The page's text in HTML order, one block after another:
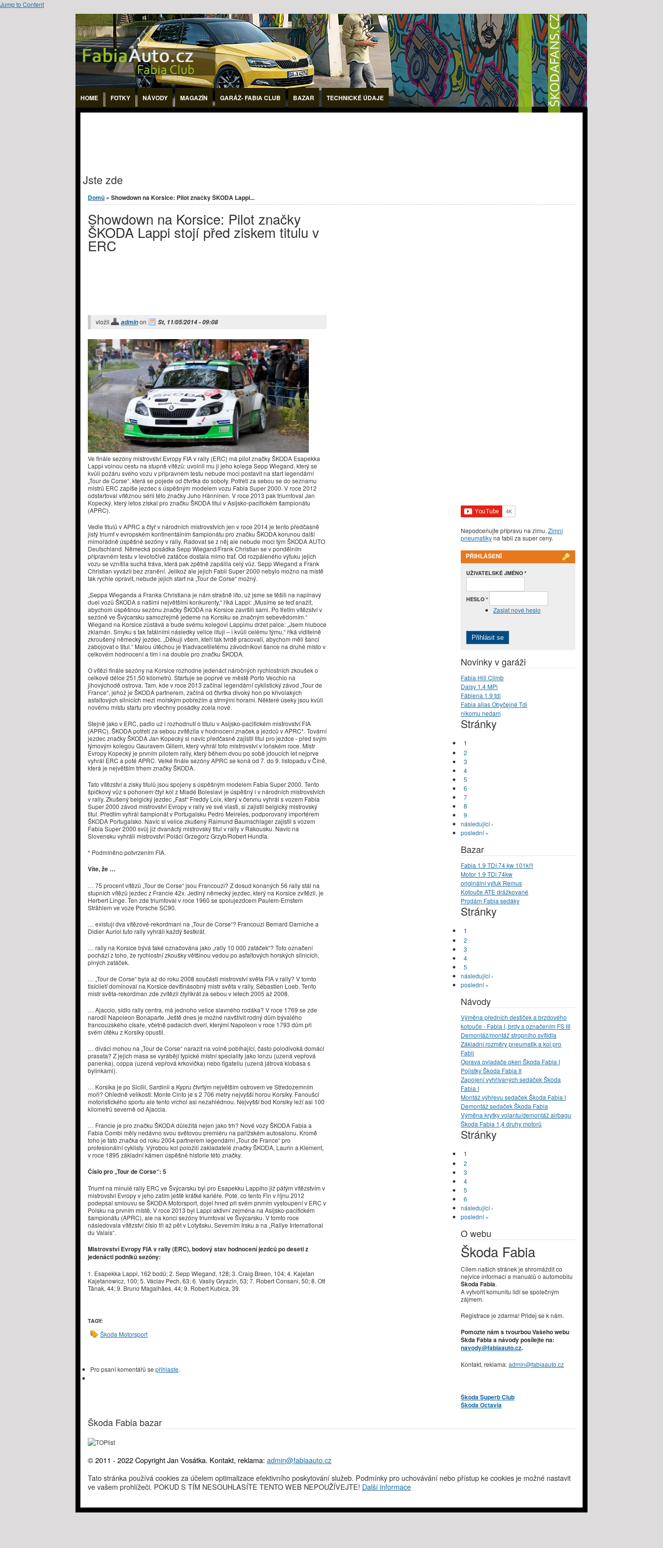
Jump to Content
HOME FOTKY NÁVODY MAGAZÍN GARÁŽ- FABIA CLUB BAZAR TECHNICKÉ ÚDAJE
Jste zde
Domů » Showdown na Korsice: Pilot značky ŠKODA Lappi...
Showdown na Korsice: Pilot značky
ŠKODA Lappi stojí před ziskem titulu v
ERC
vložil adminon St, 11/05/2014 - 09:08
Ve finále sezóny mistrovství Evropy FIA v rally (ERC) má pilot značky ŠKODA Esapekka
Lappi volnou cestu na stupně vítězů: uvolnil mu ji jeho kolega Sepp Wiegand, který se
kvůli požáru svého vozu v přípravném testu nebude moci postavit na start legendární
„Tour de Corse“, která se pojede od čtvrtka do soboty. Potřetí za sebou se do seznamu
mistrů ERC zapíše jezdec s úspěšným modelem vozu Fabia Super 2000. V roce 2012
odstartoval vítěznou sérii této značky Juho Hänninen. V roce 2013 pak triumfoval Jan
Kopecký, který letos získal pro značku ŠKODA titul v Asijsko-pacifickém šampionátu
(APRC).
​Vedle titulů v APRC a čtyř v národních mistrovstvích jen v roce 2014 je tento předčasně
jistý triumf v evropském kontinentálním šampionátu pro značku ŠKODA korunou další
mimořádně úspěšné sezóny v rally. Radovat se z něj ale nebude moci tým ŠKODA AUTO
Deutschland. Německá posádka Sepp Wiegand/Frank Christian se v pondělním
přípravném testu v levotočivé zatáčce dostala mimo trať. Od rozpáleného výfuku jejich
vozu se vznítila suchá tráva, která pak zpětně zapálila celý vůz. Sepp Wiegand a Frank
Christian vyvázli bez zranění. Jelikož ale jejich Fabii Super 2000 nebylo možno na místě
tak rychle opravit, nebude jejich start na „Tour de Corse“ možný.
„Seppa Wieganda a Franka Christiana je nám strašně líto, už jsme se těšili na napínavý
duel vozů ŠKODA s našimi největšími konkurenty,“ říká Lappi: „Musíme se teď snažit,
abychom úspěšnou sezónu značky ŠKODA na Korsice završili sami. Po třetím vítězství v
sezóně ve Švýcarsku samozřejmě jedeme na Korsiku se značným sebevědomím.“
Wiegand na Korsice zůstává a bude svému kolegovi Lappimu držet palce: „Jsem hluboce
zklamán. Smyku s tak fatálními následky velice lituji – i kvůli celému týmu,“ říká viditelně
zkroušený německý jezdec. „Děkuji všem, kteří tak tvrdě pracovali, abychom měli šanci
zabojovat o titul.“ Malou útěchou je třiadvacetiletému závodníkovi šance na druhé místo v
celkovém hodnocení a tím i na double pro značku ŠKODA.
O vítězi finále sezóny na Korsice rozhodne jedenáct náročných rychlostních zkoušek o
celkové délce 251,50 kilometrů. Startuje se poprvé ve městě Porto Vecchio na
jihovýchodě ostrova. Tam, kde v roce 2013 začínal legendární cyklistický závod „Tour de
France“, jehož je ŠKODA partnerem, začíná od čtvrtka divoký hon po křivolakých
asfaltových silnicích mezi mořským pobřežím a strmými horami. Některé úseky jsou kvůli
novému místu startu pro všechny posádky zcela nové.
Stejně jako v ERC, padlo už i rozhodnutí o titulu v Asijsko-pacifickém mistrovství FIA
(APRC). ŠKODA potřetí za sebou zvítězila v hodnocení značek a jezdců v APRC*. Tovární
jezdec značky ŠKODA Jan Kopecký si navíc předčasně zajistil titul pro jezdce - před svým
týmovým kolegou Gauravem Gillem, který vyhrál toto mistrovství v loňském roce. Mistr
Evropy Kopecký je prvním pilotem rally, který během dvou po sobě jdoucích let nejprve
vyhrál ERC a poté APRC. Velké finále sezóny APRC se koná od 7. do 9. listopadu v Číně,
která je největším trhem značky ŠKODA.
Tato vítězství a zisky titulů jsou spojeny s úspěšným modelem Fabia Super 2000. Tento
špičkový vůz s pohonem čtyř kol z Mladé Boleslavi je úspěšný i v národních mistrovstvích
v rally. Zkušený belgický jezdec „Fast“ Freddy Loix, který v červnu vyhrál s vozem Fabia
Super 2000 závod mistrovství Evropy v rally ve své vlasti, si zajistil belgický mistrovský
titul. Předtím vyhrál šampionát v Portugalsku Pedro Meireles, podporovaný importérem
ŠKODA Portugalsko. Navíc si velice zkušený Raimund Baumschlager zajistil s vozem
Fabia Super 2000 svůj již dvanáctý mistrovský titul v rally v Rakousku. Navíc na
Slovensku vyhráli mistrovství Poláci Grzegorz Grzyb/Robert Hundla.
* Podmíněno potvrzením FIA.
Víte, že …
… 75 procent vítězů „Tour de Corse“ jsou Francouzi? Z dosud konaných 56 rally stál na
stupních vítězů jezdec z Francie 42x. Jediný německý jezdec, který na Korsice zvítězil, je
Herbert Linge. Ten zde triumfoval v roce 1960 se spolujezdcem Paulem-Ernstem
Strählem ve voze Porsche SC90.
… existují dva vítězové-rekordmani na „Tour de Corse“? Francouzi Bernard Darniche a
Didier Auriol tuto rally vyhráli každý šestkrát.
… rally na Korsice bývá také označována jako „rally 10 000 zatáček“? Toto označení
pochází z toho, že rychlostní zkoušky většinou vedou po asfaltových horských silnicích,
plných zatáček.
… „Tour de Corse“ byla až do roku 2008 součástí mistrovství světa FIA v rally? V tomto
tisíciletí dominoval na Korsice devítinásobný mistr světa v rally, Sébastien Loeb. Tento
mistr světa-rekordman zde zvítězil čtyřikrát za sebou v letech 2005 až 2008.
… Ajaccio, sídlo rally centra, má jednoho velice slavného rodáka? V roce 1769 se zde
narodil Napoleon Bonaparte. Ještě dnes je možné navštívit rodný dům bývalého
francouzského císaře, včetně padacích dveří, kterými Napoleon v roce 1793 dům při
svém útěku z Korsiky opustil.
… diváci mohou na „Tour de Corse“ narazit na volně pobíhající, často polodivoká domácí
prasata? Z jejich masa se vyrábějí typické místní speciality jako lonzu (uzená vepřová
panenka), coppa (uzená vepřová krkovička) nebo figatellu (uzená játrová klobása s
bylinkami).
… Korsika je po Sicílii, Sardinii a Kypru čtvrtým největším ostrovem ve Středozemním
moři? Ohledně velikosti: Monte Cinto je s 2 706 metry nejvyšší horou Korsiky. Fanoušci
motoristického sportu ale tento vrchol asi nezahlédnou. Nejvyšší bod Korsiky leží asi 100
kilometrů severně od Ajaccia.
… Francie je pro značku ŠKODA důležitá nejen jako trh? Nové vozy ŠKODA Fabia a
Fabia Combi měly nedávno svou světovou premiéru na pařížském autosalonu. Kromě
toho je tato značka od roku 2004 partnerem legendární „Tour de France“ pro
profesionální cyklisty. Výrobou kol položili zakladatelé značky ŠKODA, Laurin a Klement,
v roce 1895 základní kámen úspěšné historie této značky.
Číslo pro „Tour de Corse“: 5
Triumf na minulé rally ERC ve Švýcarsku byl pro Esapekku Lappiho již pátým vítězstvím v
mistrovství Evropy v jeho zatím ještě krátké kariéře. Poté, co tento Fin v říjnu 2012
podepsal smlouvu se ŠKODA Motorsport, dojel hned při svém prvním vystoupení v ERC v
Polsku na prvním místě. V roce 2013 byl Lappi aktivní zejména na Asijsko-pacifickém
šampionátu (APRC), ale na konci sezóny triumfoval ve Švýcarsku. V tomto roce
následovala vítězství číslo tři až pět v Lotyšsku, Severním Irsku a na „Rallye International
du Valais“.
Mistrovství Evropy FIA v rally (ERC), bodový stav hodnocení jezdců po deseti z
jedenácti podniků sezóny:
1. Esapekka Lappi, 162 bodů; 2. Sepp Wiegand, 128; 3. Craig Breen, 104; 4. Kajetan
Kajetanowicz, 100; 5. Václav Pech, 63; 6. Vasily Gryazin, 53; 7. Robert Consani, 50; 8. Ott
Tänak, 44; 9. Bruno Magalhães, 44; 9. Robert Kubica, 39.
TAGY:
Škoda Motorsport
Pro psaní komentářů se přihlaste.
Nepodceňujte přípravu na zimu. Zimní
pneumatikyna fabii za super ceny.
PŘIHLÁŠENÍ
UŽIVATELSKÉ JMÉNO *
HESLO *
Zaslat nové heslo
Novinky v garáži
Fabia Hill Climb
Daisy 1.4 MPi
Fábiena 1.9 tdi
Fabia alias Obyčejné Tdi
nikomu nedam
Stránky
1
2
3
4
5
6
7
8
9
následující ›
poslední »
Bazar
Fabia 1.9 TDI 74 kw 101k!!!
Motor 1.9 TDi 74kw
originální výfuk Remus
Kotouče ATE drážkované
Prodám Fabia sedáky
Stránky
1
2
3
4
5
následující ›
poslední »
Návody
Výměna předních destiček a brzdového
kotouče - Fabia I, brdy s označením FS III
Demontáž/montáž stropního svítidla
Základní rozměry pneumatik a kol pro
Fabii
Oprava ovladače oken Škoda Fabia I
Pojistky Škoda Fabia II
Zapojení vyhřívaných sedaček Škoda
Fabia I
Montáž výhřevu sedaček Škoda Fabia I
Demontáž sedaček Škoda Fabia
Výměna krytky volantu/demontáž airbagu
Škoda Fabia 1,4 druhy motorů
Stránky
1
2
3
4
5
6
následující ›
poslední »
O webu
Škoda Fabia
Cílem našich stránek je shromáždit co
nejvíce informací a manuálů o automobilu
Škoda Fabia.
A vytvořit komunitu lidí se společným
zájmem.
Registrace je zdarma! Přidej se k nám.
Pomozte nám s tvourbou Vašeho webu
Škda Fabia a návody posílejte na:
navody@fabiaauto.cz.
Kontakt, reklama:admin@fabiaauto.cz
Škoda Superb Club
Škoda Octavia
Škoda Fabia bazar
© 2011 - 2022 Copyright Jan Vosátka. Kontakt, reklama: admin@fabiaauto.cz
Tato stránka používá cookies za účelem optimalizace efektivního poskytování služeb. Podmínky pro uchovávání nebo přístup ke cookies je možné nastavit
ve vašem prohlížeči. POKUD S TÍM NESOUHLASÍTE TENTO WEB NEPOUŽÍVEJTE! Další informace